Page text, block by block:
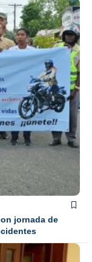
jornada de